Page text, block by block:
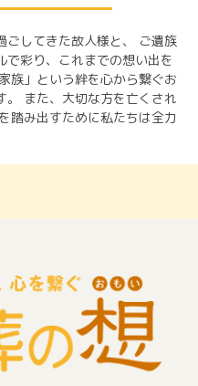
してきた故人様と、
ご遺族
彩り、これまでの想い出を
族」という絆を心から繋ぐお
また、大切な方を亡くされ
踏み出すために私たちは全力